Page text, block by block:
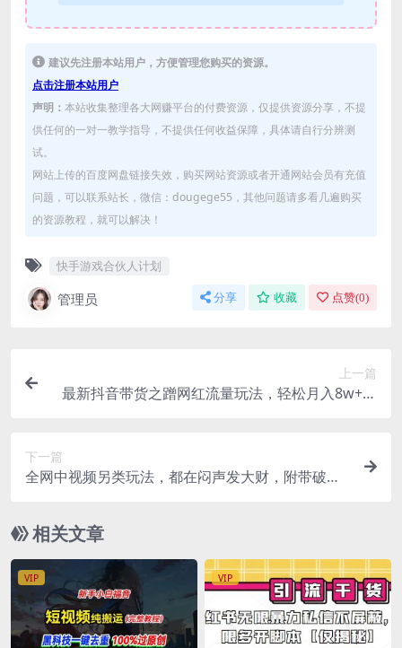
建议先注册本站用户，方便管理您购买的资源。
点击注册本站用户
声明： 本站收集整理各大网赚平台的付费资源，仅提供资源分享，不提
供任何的一对一教学指导，不提供任何收益保障，具体请自行分辨测
试。
网站上传的百度网盘链接失效，购买网站资源或者开通网站会员有充值
问题，可以联系站长，微信：dougege55，其他问题请多看几遍购买
的资源教程，就可以解决！
快手游戏合伙人计划
管理员 分享 收藏 点赞(0)
上一篇
最新抖音带货之蹭网红流量玩法，轻松月入8w+的
下一篇
全网中视频另类玩法，都在闷声发大财，附带破解
相关文章
VIP VIP